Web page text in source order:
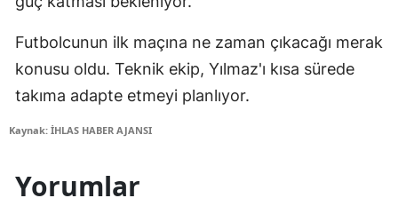
Futbolcunun ilk maçına ne zaman çıkacağı merak
konusu oldu. Teknik ekip, Yılmaz'ı kısa sürede
takıma adapte etmeyi planlıyor.
Kaynak: İHLAS HABER AJANSI
Yorumlar